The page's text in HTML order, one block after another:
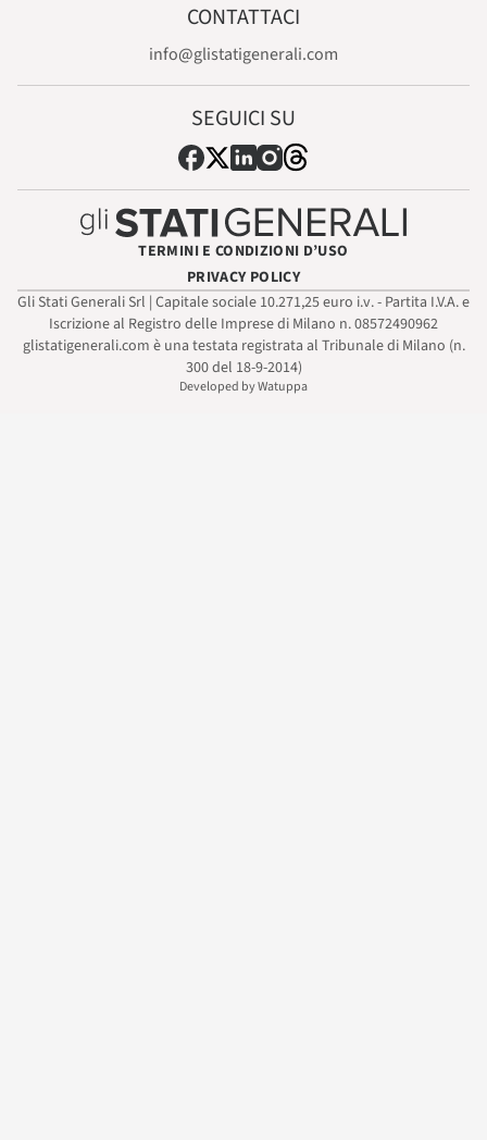
CONTATTACI
info@glistatigenerali.com
SEGUICI SU
TERMINI E CONDIZIONI D’USO
PRIVACY POLICY
Gli Stati Generali Srl | Capitale sociale 10.271,25 euro i.v. - Partita I.V.A. e
Iscrizione al Registro delle Imprese di Milano n. 08572490962
glistatigenerali.com è una testata registrata al Tribunale di Milano (n.
300 del 18-9-2014)
Developed by Watuppa